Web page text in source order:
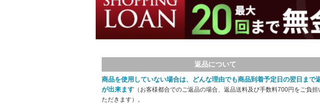
返品について
商品を使用していない場合は、どんな理由でも商品到着予定日の翌日まで
が出来ます （お客様都合でのご返品の場合、返品送料及び手数料700円をご負担
ただきます）。